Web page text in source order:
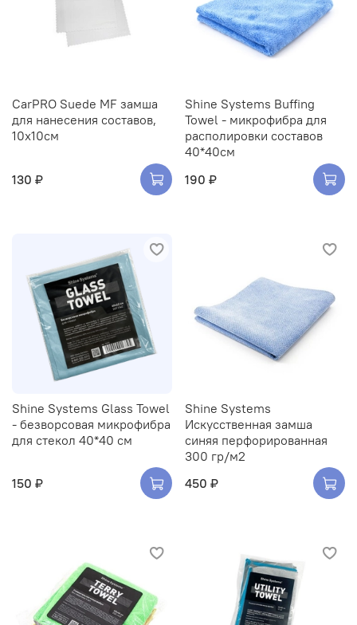
CarPRO Suede MF замша
для нанесения составов,
10х10см
130 ₽
Shine Systems Buffing
Towel - микрофибра для
располировки составов
40*40см
190 ₽
Shine Systems Glass Towel
- безворсовая микрофибра
для стекол 40*40 см
150 ₽
Shine Systems
Искусственная замша
синяя перфорированная
300 гр/м2
450 ₽